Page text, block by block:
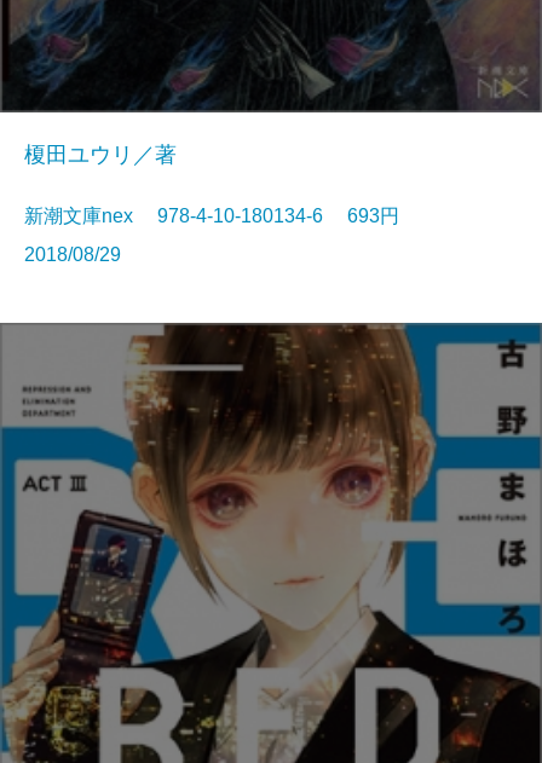
榎田ユウリ／著
新潮文庫nex 978-4-10-180134-6 693円
2018/08/29